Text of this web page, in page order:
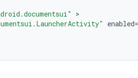
enabled=